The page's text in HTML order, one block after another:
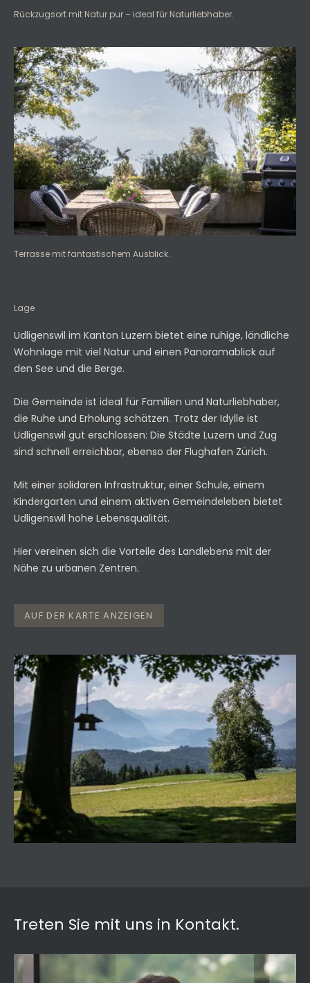
Rückzugsort mit Natur pur – ideal für Naturliebhaber.
Terrasse mit fantastischem Ausblick.
Lage
Udligenswil im Kanton Luzern bietet eine ruhige, ländliche
Wohnlage mit viel Natur und einen Panoramablick auf
den See und die Berge.
Die Gemeinde ist ideal für Familien und Naturliebhaber,
die Ruhe und Erholung schätzen. Trotz der Idylle ist
Udligenswil gut erschlossen: Die Städte Luzern und Zug
sind schnell erreichbar, ebenso der Flughafen Zürich.
Mit einer solidaren Infrastruktur, einer Schule, einem
Kindergarten und einem aktiven Gemeindeleben bietet
Udligenswil hohe Lebensqualität.
Hier vereinen sich die Vorteile des Landlebens mit der
Nähe zu urbanen Zentren.
AUF DER KARTE ANZEIGEN
Treten Sie mit uns in Kontakt.